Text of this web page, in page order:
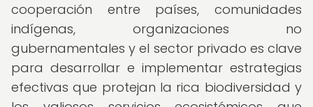
cooperación entre países, comunidades
indígenas, organizaciones no
gubernamentales y el sector privado es clave
para desarrollar e implementar estrategias
efectivas que protejan la rica biodiversidad y